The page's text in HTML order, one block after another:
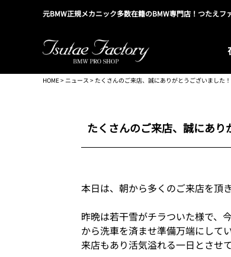
元BMW正規メカニック多数在籍のBMW専門店！つたえフ
HOME> ニュース > たくさんのご来店、誠にありがとうございました！
たくさんのご来店、誠にあり
本日は、朝から多くのご来店を頂
昨晩は若干雪がチラついた様で、
から洗車を済ませ準備万端にして
来店もあり活気溢れる一日とさせ